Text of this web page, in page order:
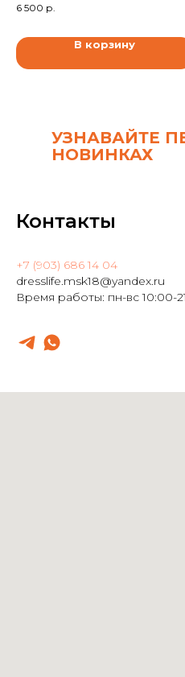
6 500 р.
В корзину
УЗНАВАЙТЕ
НОВИНКАХ
Контакты
+7 (903) 686 14 04
dresslife.msk18@yandex.ru
Время работы: пн-вс 10:00-